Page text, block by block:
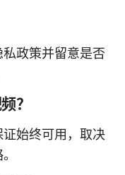
政策并留意是否
？
始终可用，取决